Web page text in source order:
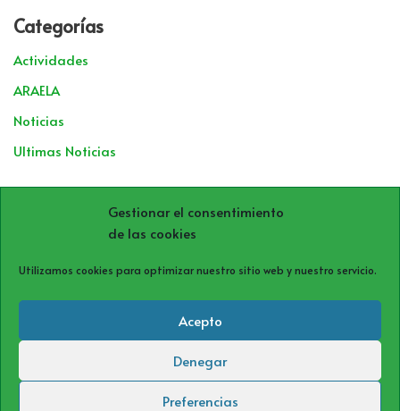
Gestionar el consentimiento
de las cookies
Utilizamos cookies para optimizar nuestro sitio web y nuestro servicio.
Acepto
Denegar
Preferencias
Categorías
Actividades
ARAELA
Noticias
Ultimas Noticias
Política de privacidad
Aviso Legal